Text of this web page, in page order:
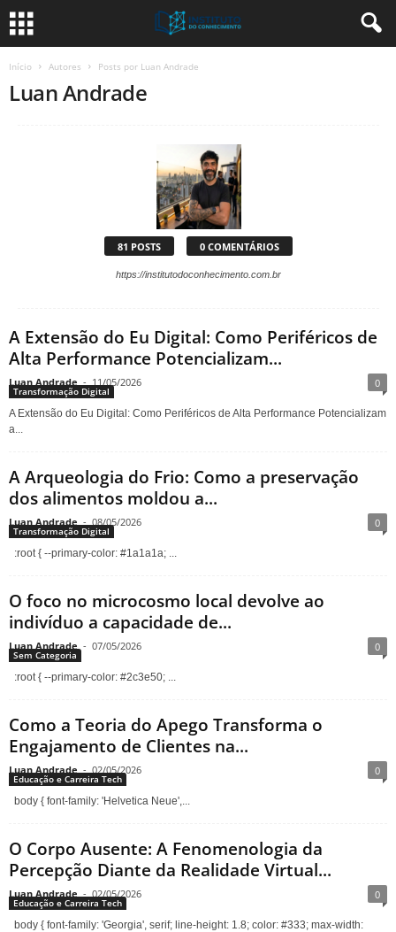
Início Autores Posts por Luan Andrade
Luan Andrade
81 POSTS 0 COMENTÁRIOS
https://institutodoconhecimento.com.br
A Extensão do Eu Digital: Como Periféricos de
Alta Performance Potencializam...
Luan Andrade - 11/05/2026 0
Transformação Digital
A Extensão do Eu Digital: Como Periféricos de Alta Performance Potencializam
a...
A Arqueologia do Frio: Como a preservação
dos alimentos moldou a...
Luan Andrade - 08/05/2026 0
Transformação Digital
:root { --primary-color: #1a1a1a; ...
O foco no microcosmo local devolve ao
indivíduo a capacidade de...
Luan Andrade - 07/05/2026 0
Sem Categoria
:root { --primary-color: #2c3e50; ...
Como a Teoria do Apego Transforma o
Engajamento de Clientes na...
Luan Andrade - 02/05/2026 0
Educação e Carreira Tech
body { font-family: 'Helvetica Neue',...
O Corpo Ausente: A Fenomenologia da
Percepção Diante da Realidade Virtual...
Luan Andrade - 02/05/2026 0
Educação e Carreira Tech
body { font-family: 'Georgia', serif; line-height: 1.8; color: #333; max-width: